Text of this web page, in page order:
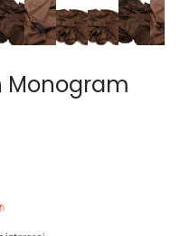
Monogram